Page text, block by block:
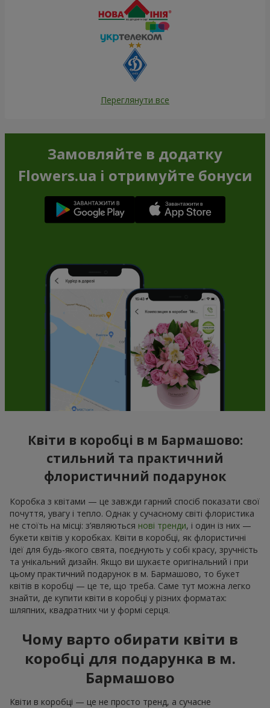
Переглянути все
Замовляйте в додатку
Flowers.ua і отримуйте бонуси
Квіти в коробці в м Бармашово:
стильний та практичний
флористичний подарунок
Коробка з квітами — це завжди гарний спосіб показати свої
почуття, увагу і тепло. Однак у сучасному світі флористика
не стоїть на місці: з’являються нові тренди, і один із них —
букети квітів у коробках. Квіти в коробці, як флористичні
ідеї для будь-якого свята, поєднують у собі красу, зручність
та унікальний дизайн. Якщо ви шукаєте оригінальний і при
цьому практичний подарунок в м. Бармашово, то букет
квітів в коробці — це те, що треба. Саме тут можна легко
знайти, де купити квіти в коробці у різних форматах:
шляпних, квадратних чи у формі серця.
Чому варто обирати квіти в
коробці для подарунка в м.
Бармашово
Квіти в коробці — це не просто тренд, а сучасне